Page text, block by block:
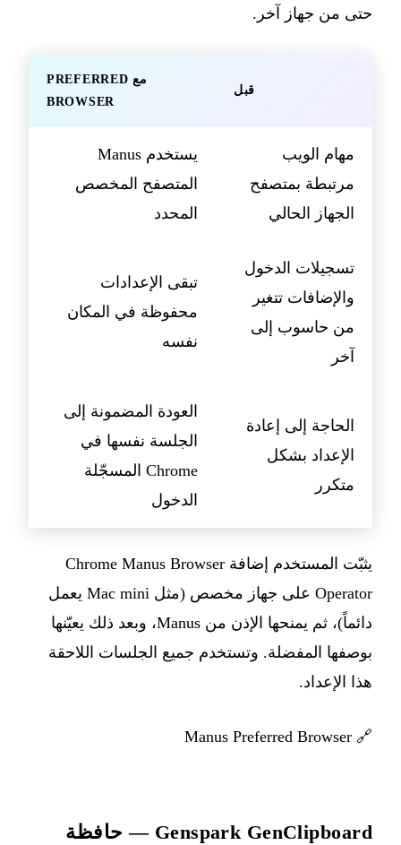
حتى من جهاز آخر.
قبل
مع PREFERRED
BROWSER
مهام الويب
مرتبطة بمتصفح
الجهاز الحالي
يستخدم Manus
المتصفح المخصص
المحدد
تسجيلات الدخول
والإضافات تتغير
من حاسوب إلى
آخر
تبقى الإعدادات
محفوظة في المكان
نفسه
الحاجة إلى إعادة
الإعداد بشكل
متكرر
العودة المضمونة إلى
الجلسة نفسها في
Chrome المسجّلة
الدخول
يثبّت المستخدم إضافة Chrome Manus Browser
Operator على جهاز مخصص (مثل Mac mini يعمل
دائماً)، ثم يمنحها الإذن من Manus، وبعد ذلك يعيّنها
بوصفها المفضلة. وتستخدم جميع الجلسات اللاحقة
هذا الإعداد.
🔗
Manus Preferred Browser
Genspark GenClipboard — حافظة